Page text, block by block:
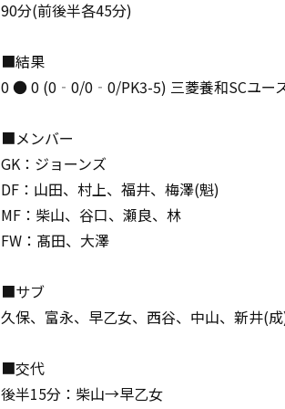
90分(前後半各45分)
■結果
0 ● 0 (0‐0/0‐0/PK3-5) 三菱養和SCユー
■メンバー
GK：ジョーンズ
DF：山田、村上、福井、梅澤(魁)
MF：柴山、谷口、瀬良、林
FW：髙田、大澤
■サブ
久保、富永、早乙女、西谷、中山、新井(
■交代
後半15分：柴山→早乙女